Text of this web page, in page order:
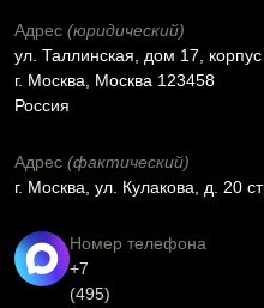
Адрес (юридический)
ул. Таллинская, дом 17,
г. Москва, Москва 123458
Россия
Адрес (фактический)
г. Москва, ул. Кулакова, д. 20
Номер телефона
+7
(495)